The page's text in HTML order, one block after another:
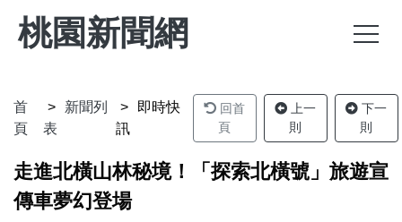
桃園新聞網
首
頁
新聞列
表
即時快
訊
回首
頁
上一
則
下一
則
走進北橫山林秘境！「探索北橫號」旅遊宣
傳車夢幻登場